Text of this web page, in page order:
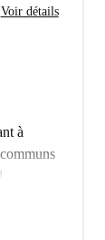
Voir détails
à
encore.